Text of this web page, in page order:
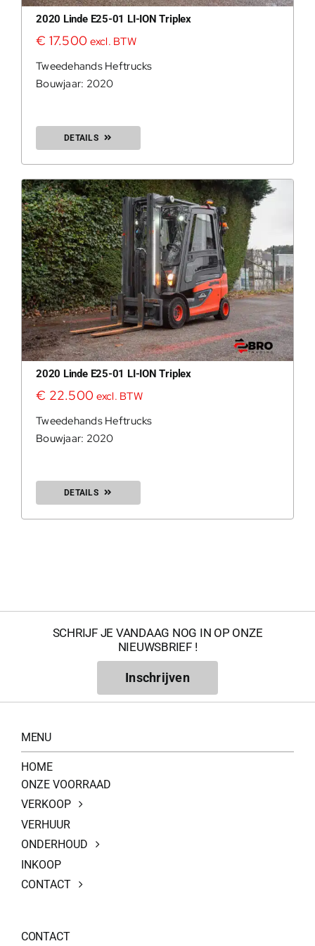
2020 Linde E25-01 LI-ION Triplex
€ 17.500 excl. BTW
Tweedehands Heftrucks
Bouwjaar: 2020
DETAILS
2020 Linde E25-01 LI-ION Triplex
€ 22.500 excl. BTW
Tweedehands Heftrucks
Bouwjaar: 2020
DETAILS
SCHRIJF JE VANDAAG NOG IN OP ONZE
NIEUWSBRIEF !
Inschrijven
MENU
HOME
ONZE VOORRAAD
VERKOOP
VERHUUR
ONDERHOUD
INKOOP
CONTACT
CONTACT
200Kg =
200Kg